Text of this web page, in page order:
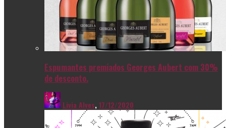
Espumantes premiados Georges Aubert com 30%
de desconto.
Livia Alves,17/12/2020